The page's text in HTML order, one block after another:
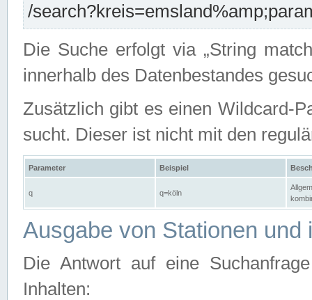
/
Die Suche erfolgt via „String
innerhalb des Datenbestandes
Zusätzlich gibt es einen Wildcard-
sucht. Dieser ist nicht mit den
Parameter Beispiel
q q=köln
Ausgabe von Stationen und
Die Antwort auf eine
Inhalten: